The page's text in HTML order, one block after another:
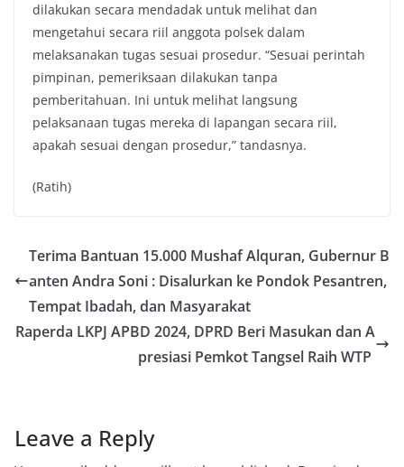
dilakukan secara mendadak untuk melihat dan
mengetahui secara riil anggota polsek dalam
melaksanakan tugas sesuai prosedur. “Sesuai perintah
pimpinan, pemeriksaan dilakukan tanpa
pemberitahuan. Ini untuk melihat langsung
pelaksanaan tugas mereka di lapangan secara riil,
apakah sesuai dengan prosedur,” tandasnya.
(Ratih)
Terima Bantuan 15.000 Mushaf Alquran, Gubernur B
anten Andra Soni : Disalurkan ke Pondok Pesantren,
Tempat Ibadah, dan Masyarakat
Raperda LKPJ APBD 2024, DPRD Beri Masukan dan A
presiasi Pemkot Tangsel Raih WTP
Leave a Reply